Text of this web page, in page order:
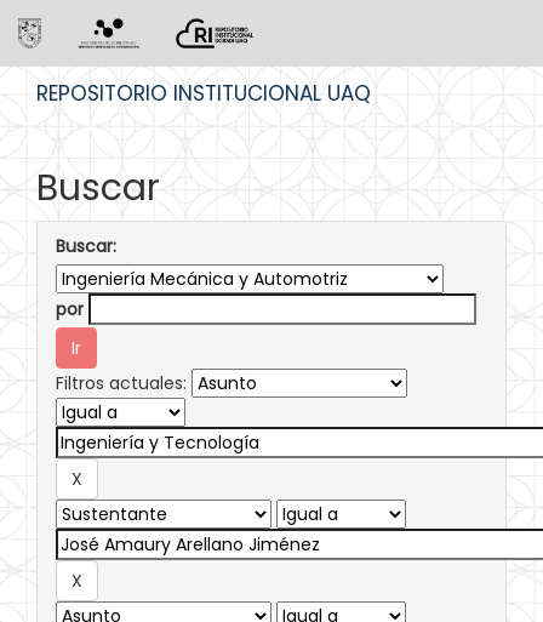
REPOSITORIO INSTITUCIONAL UAQ
Buscar
Buscar:
por
Filtros actuales: